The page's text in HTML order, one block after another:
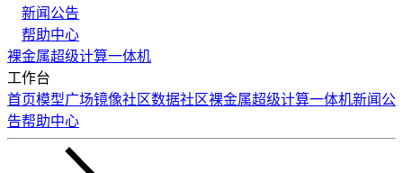
新闻公告
帮助中心
裸金属超级计算一体机
工作台
首页模型广场镜像社区数据社区裸金属超级计算一体机新闻公
告帮助中心